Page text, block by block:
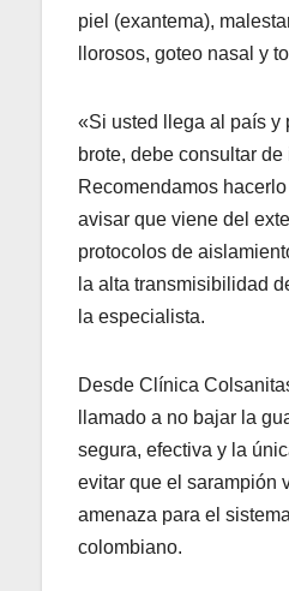
piel (exantema),
llorosos, goteo nasal y
«Si usted llega al país y
brote, debe consultar de
Recomendamos
avisar que viene del
protocolos de
la alta transmisibilidad
la especialista.
Desde Clínica
llamado a no bajar la
segura, efectiva y la
evitar que el sarampión
amenaza para el
colombiano.